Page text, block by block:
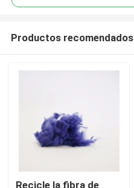
Productos recomendados
Recicle la fibra de